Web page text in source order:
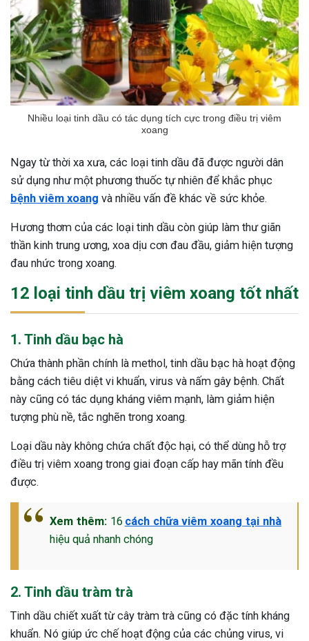
Nhiều loại tinh dầu có tác dụng tích cực trong điều trị viêm
xoang
Ngay từ thời xa xưa, các loại tinh dầu đã được người dân
sử dụng như một phương thuốc tự nhiên để khắc phục
bệnh viêm xoang và nhiều vấn đề khác về sức khỏe.
Hương thơm của các loại tinh dầu còn giúp làm thư giãn
thần kinh trung ương, xoa dịu cơn đau đầu, giảm hiện tượng
đau nhức trong xoang.
12 loại tinh dầu trị viêm xoang tốt nhất
1. Tinh dầu bạc hà
Chứa thành phần chính là methol, tinh dầu bạc hà hoạt động
bằng cách tiêu diệt vi khuẩn, virus và nấm gây bệnh. Chất
này cũng có tác dụng kháng viêm mạnh, làm giảm hiện
tượng phù nề, tắc nghẽn trong xoang.
Loại dầu này không chứa chất độc hại, có thể dùng hỗ trợ
điều trị viêm xoang trong giai đoạn cấp hay mãn tính đều
được.
Xem thêm: 16 cách chữa viêm xoang tại nhà
hiệu quả nhanh chóng
2. Tinh dầu tràm trà
Tinh dầu chiết xuất từ cây tràm trà cũng có đặc tính kháng
khuẩn. Nó giúp ức chế hoạt động của các chủng virus, vi